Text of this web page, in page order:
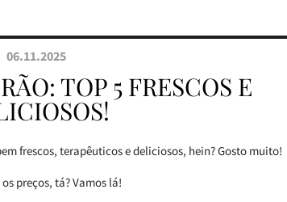
06.11.2025
TOP 5 FRESCOS E
frescos, terapêuticos e deliciosos, hein? Gosto muito!
preços, tá? Vamos lá!